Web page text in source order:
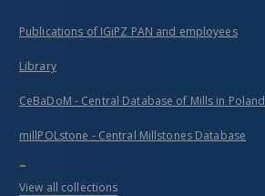
Publications of IGiPZ PAN and employees
Library
CeBaDoM - Central Database of Mills in Poland
millPOLstone - Central Millstones Database
...
View all collections